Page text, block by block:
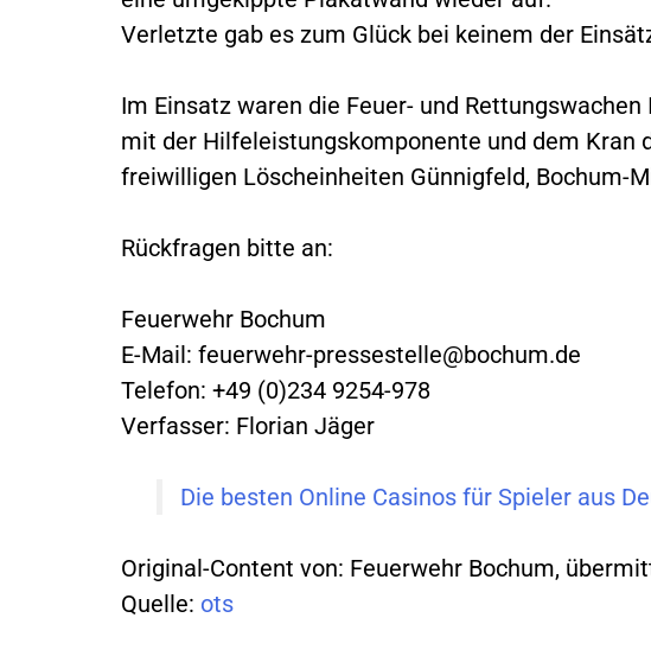
Verletzte gab es zum Glück bei keinem der
Im Einsatz waren die Feuer- und
mit der Hilfeleistungskomponente und dem Kran
freiwilligen Löscheinheiten Günnigfeld, Bochum-
Rückfragen bitte an:
Feuerwehr Bochum
E-Mail: feuerwehr-pressestelle@bochum.de
Telefon: +49 (0)234 9254-978
Verfasser: Florian Jäger
Die besten Online Casinos für Spieler aus
Original-Content von: Feuerwehr Bochum,
Quelle: ots